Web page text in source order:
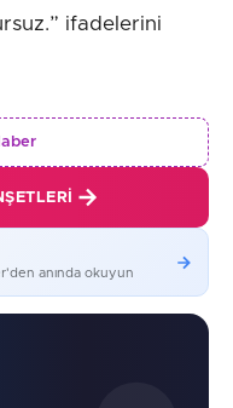
ifadelerini
anında okuyun